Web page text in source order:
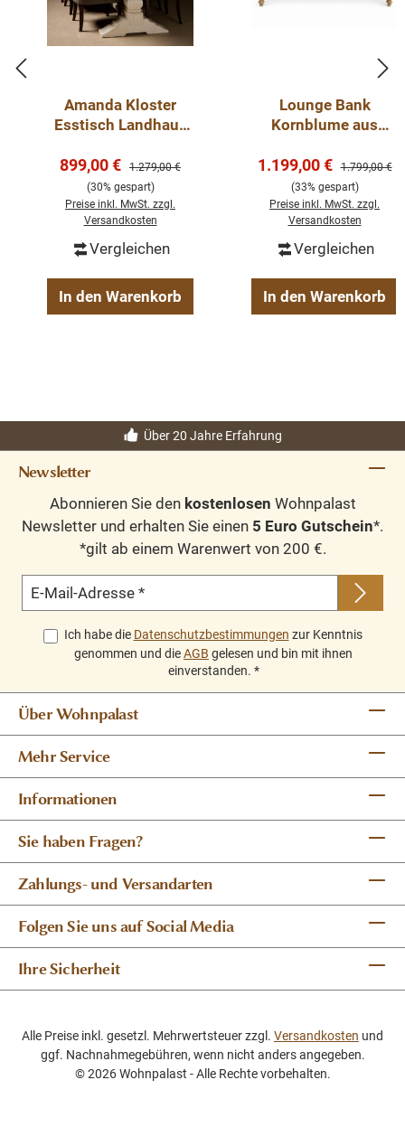
Amanda Kloster
Esstisch Landhaus
Esszimmertisch in 2
Größen
Verkaufspreis:
899,00 € Regulärer Preis:
1.279,00 €
(30% gespart)
Preise inkl. MwSt. zzgl.
Versandkosten
Vergleichen
In den Warenkorb
Lounge Bank
Kornblume aus
Gartenbank mit
Kissen
Verkaufspreis:
1.199,00 € Regulärer
1.799,00 €
(33% gespart)
Preise inkl. MwSt. zzgl.
Versandkosten
Vergleichen
In den Warenkorb
Über 20 Jahre Erfahrung
Newsletter
Abonnieren Sie den kostenlosen Wohnpalast
Newsletter und erhalten Sie einen 5 Euro Gutschein*.
*gilt ab einem Warenwert von 200 €.
E-Mail-Adresse *
Ich habe die Datenschutzbestimmungen zur Kenntnis
genommen und dieAGB gelesen und bin mit ihnen
einverstanden. *
Über Wohnpalast
Mehr Service
Informationen
Sie haben Fragen?
Zahlungs- und Versandarten
Folgen Sie uns auf Social Media
Ihre Sicherheit
Alle Preise inkl. gesetzl. Mehrwertsteuer zzgl. Versandkosten und
ggf. Nachnahmegebühren, wenn nicht anders angegeben.
© 2026 Wohnpalast - Alle Rechte vorbehalten.